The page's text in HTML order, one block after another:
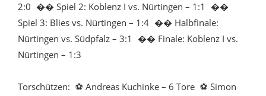
2:0 �� Spiel 2: Koblenz I vs. Nürtingen – 1:1 ��
Spiel 3: Blies vs. Nürtingen – 1:4 �� Halbfinale:
Nürtingen vs. Südpfalz – 3:1 �� Finale: Koblenz I vs.
Nürtingen – 1:3
Torschützen: ⚽ Andreas Kuchinke – 6 Tore ⚽ Simon